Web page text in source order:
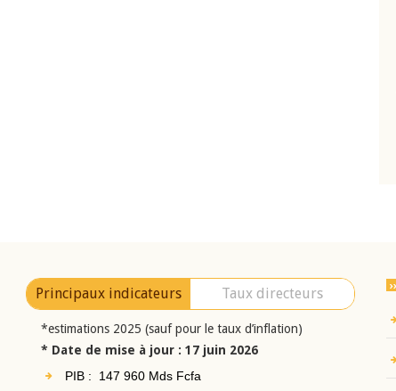
Principaux indicateurs Taux directeurs
*estimations 2025 (sauf pour le taux d’inflation)
* Date de mise à jour : 17 juin 2026
PIB : 147 960 Mds Fcfa